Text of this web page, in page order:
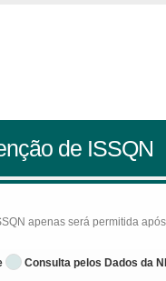
de ISSQN
apenas será permitida
Consulta pelos Dados da